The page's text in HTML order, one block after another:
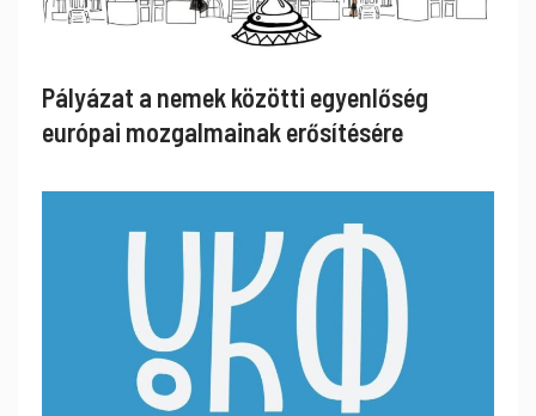
Pályázat a nemek közötti egyenlőség
európai mozgalmainak erősítésére